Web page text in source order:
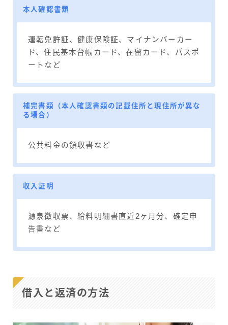
本人確認書類
運転免許証、健康保険証、マイナンバーカー
ド、住民基本台帳カード、在留カード、パスポ
ートなど
補完書類（本人確認書類の記載住所と現住所が異な
る場合）
公共料金の領収書など
収入証明
源泉徴収票、給料明細書直近2ヶ月分、確定申
告書など
借入と返済の方法